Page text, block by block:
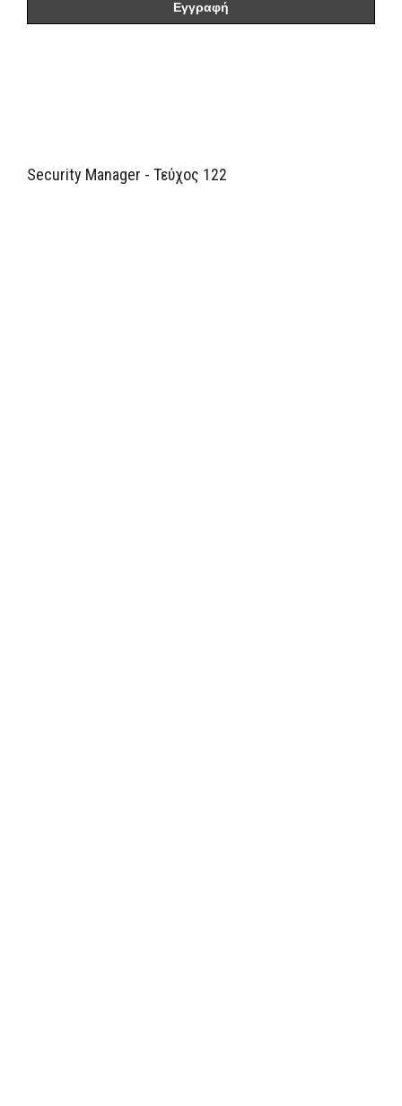
Security Manager - Τεύχος 122